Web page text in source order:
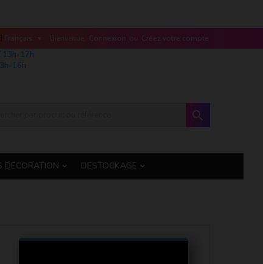
Bienvenue, Connexion ou Créez votre compte
13h-17h
16h

DECORATION DESTOCKAGE